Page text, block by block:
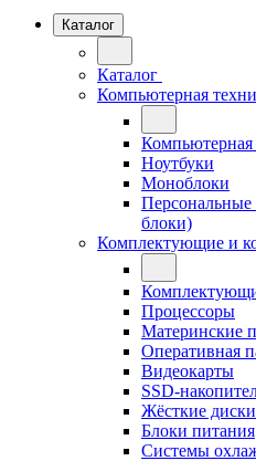
Каталог
Каталог
Компьютерная
Компьютерная
Ноутбуки
Моноблоки
блоки)
Комплектующие и
Процессоры
Материнские
Оперативная
Видеокарты
SSD-
Жёсткие
Блоки питания
Системы